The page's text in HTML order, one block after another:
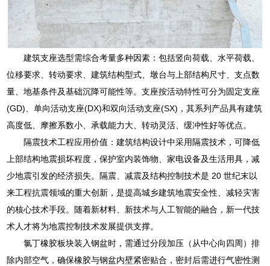
建筑支座选型需综合考量多种因素：包括竖向荷载、水平荷载、
位移要求、转动要求、建筑结构型式、墩台与上部结构尺寸、支点数
量、地基条件及基础沉降可能性等。支座按活动特性可分为固定支座
(GD)、单向活动支座(DX)和双向活动支座(SX)，其系列产品具有建筑
高度低、摩擦系数小、承载能力大、转动灵活、缓冲性好等优点。
隔震技术工程应用价值：建筑结构设计中采用隔震技术，可降低
上部结构地震损坏程度，保护室内装饰物、家电设备及生活用具，减
少地震引发的经济损失。隔震、减震及结构控制技术是 20 世纪末以
来工程抗震领域的重大创新，是提高城乡建筑地震安全性、减轻灾害
的核心技术手段。随着新材料、新技术与人工智能的融合，新一代技
术人才将为地震控制技术发展提供支撑。
氯丁橡胶板块装入钢盆时，需通过分段加压（从中心向四周）排
除内部空气，确保橡胶与钢盆内壁紧密贴合，密封后需进行气密性测